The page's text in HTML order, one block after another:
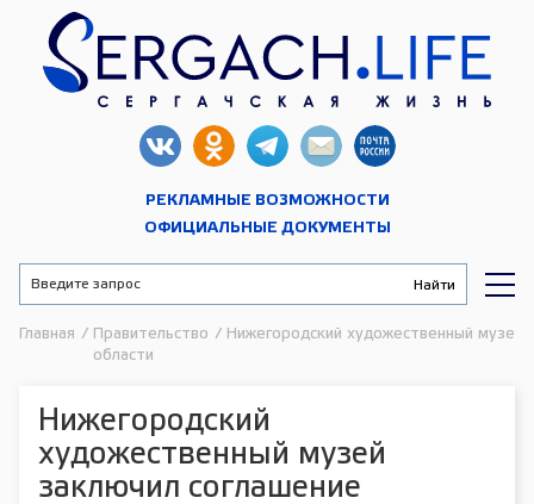
РЕКЛАМНЫЕ ВОЗМОЖНОСТИ
ОФИЦИАЛЬНЫЕ ДОКУМЕНТЫ
Главная /
Правительство
области
/ Нижегородский художественный музей
Нижегородский
художественный музей
заключил соглашение